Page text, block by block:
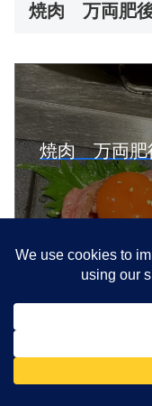
焼肉 万両肥
焼肉 万両
NIKE
ック